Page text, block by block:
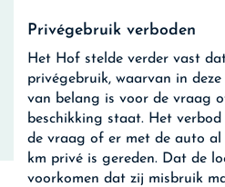
Privégebruik verboden
Het Hof stelde verder vast
privégebruik, waarvan in
van belang is voor de vraag
beschikking staat. Het
de vraag of er met de auto
km privé is gereden. Dat de
voorkomen dat zij misbruik